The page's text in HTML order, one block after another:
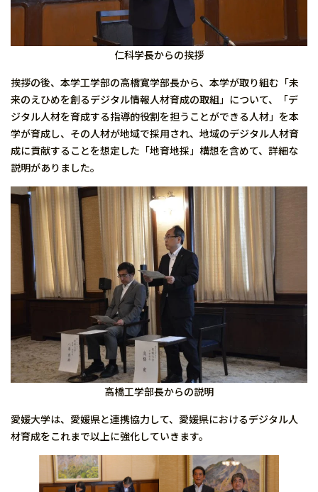
仁科学長からの挨拶
挨拶の後、本学工学部の高橋寛学部長から、本学が取り組む「未
来のえひめを創るデジタル情報人材育成の取組」について、「デ
ジタル人材を育成する指導的役割を担うことができる人材」を本
学が育成し、その人材が地域で採用され、地域のデジタル人材育
成に貢献することを想定した「地育地採」構想を含めて、詳細な
説明がありました。
高橋工学部長からの説明
愛媛大学は、愛媛県と連携協力して、愛媛県におけるデジタル人
材育成をこれまで以上に強化していきます。